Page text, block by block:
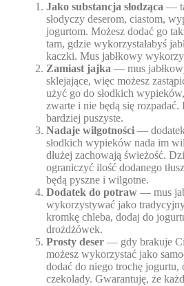
Jako substancja słodząca —
słodyczy deserom, ciastom,
jogurtom. Możesz dodać go
tam, gdzie wykorzystałabyś
kaczki. Mus jabłkowy
Zamiast jajka — mus
sklejające, więc możesz
użyć go do słodkich
zwarte i nie będą się
bardziej puszyste.
Nadaje wilgotności— dodatek
słodkich wypieków nada im
dłużej zachowają świeżość.
ograniczyć ilość dodanego
będą pyszne i wilgotne.
Dodatek do potraw— mus
wykorzystywać jako
kromkę chleba, dodaj do
drożdżówek.
Prosty deser— gdy brakuje Ci
możesz wykorzystać jako
dodać do niego trochę jogurtu,
czekolady. Gwarantuję, że